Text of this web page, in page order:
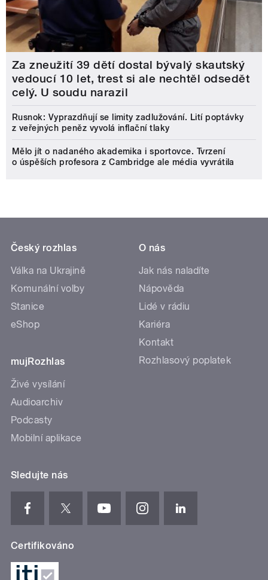
Za zneužití 39 dětí dostal bývalý skautský
vedoucí 10 let, trest si ale nechtěl odsedět
celý. U soudu narazil
Rusnok: Vyprazdňují se limity zadlužování. Lití poptávky
z veřejných peněz vyvolá inflační tlaky
Mělo jít o nadaného akademika i sportovce. Tvrzení
o úspěších profesora z Cambridge ale média vyvrátila
Český rozhlas
Válka na Ukrajině
Komunální volby
Stanice
eShop
mujRozhlas
Živé vysílání
Audioarchiv
Podcasty
Mobilní aplikace
O nás
Jak nás naladíte
Nápověda
Lidé v rádiu
Kariéra
Kontakt
Rozhlasový poplatek
Sledujte nás
Certifikováno